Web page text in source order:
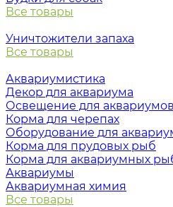
Все товары
Уничтожители запаха
Все товары
Аквариумистика
Декор для аквариума
Освещение для аквариумов
Корма для черепах
Оборудование для
Корма для прудовых рыб
Корма для аквариумных
Аквариумы
Аквариумная химия
Все товары